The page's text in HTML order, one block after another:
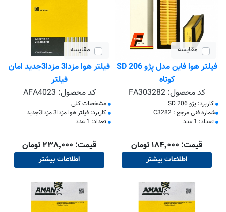
مقایسه
فیلتر هوا فاین مدل پژو 206 SD
کوتاه
کد محصول:FA303282
کاربرد: پژو 206 SD
​شماره فنی مرجع : C3282
تعداد: 1 عدد
قیمت: ۱۸۴٬۰۰۰ تومان
اطلاعات بیشتر
مقایسه
فیلتر هوا مزدا3 مزدا3جدید امان
فیلتر
کد محصول: AFA4023
مشخصات کلی
کاربرد: فیلتر هوا مزدا3 مزدا3جدید
تعداد: 1 عدد
قیمت: ۲۳۸٬۰۰۰ تومان
اطلاعات بیشتر